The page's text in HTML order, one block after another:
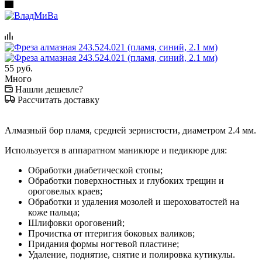
55 руб.
Много
Нашли дешевле?
Рассчитать доставку
Алмазный бор пламя, средней зернистости, диаметром 2.4 мм.
Используется в аппаратном маникюре и педикюре для:
Обработки диабетической стопы;
Обработки поверхностных и глубоких трещин и
ороговелых краев;
Обработки и удаления мозолей и шероховатостей на
коже пальца;
Шлифовки ороговений;
Прочистка от птеригия боковых валиков;
Придания формы ногтевой пластине;
Удаление, поднятие, снятие и полировка кутикулы.